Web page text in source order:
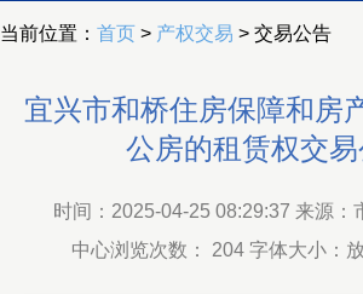
当前位置： 首页 > 产权交易 > 交易公告
宜兴市和桥住房保障和房
公房的租赁权交
时间：2025-04-25 08:29:37 来源：
中心浏览次数： 204字体大小：